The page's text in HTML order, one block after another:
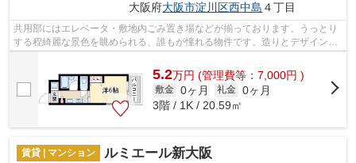
大阪府大阪市淀川区西中島 ４丁目
共用部にはエレベータ・敷地内ごみ置き場などが揃っております。うっとり
する程綺麗な景色を眺められる、誰もが憧れる物件です。造りとデザインに
5.2万円 (管理費等：7,000円 )
敷金 0ヶ月 礼金 0ヶ月
3階 / 1K / 20.59㎡
賃貸 | マンション ルミエール新大阪